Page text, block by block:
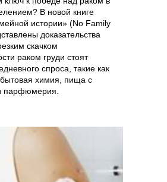
В новой книге
истории» (No Family
доказательства
скачком
раком груди стоят
спроса, такие как
бытовая химия, пища с
парфюмерия.